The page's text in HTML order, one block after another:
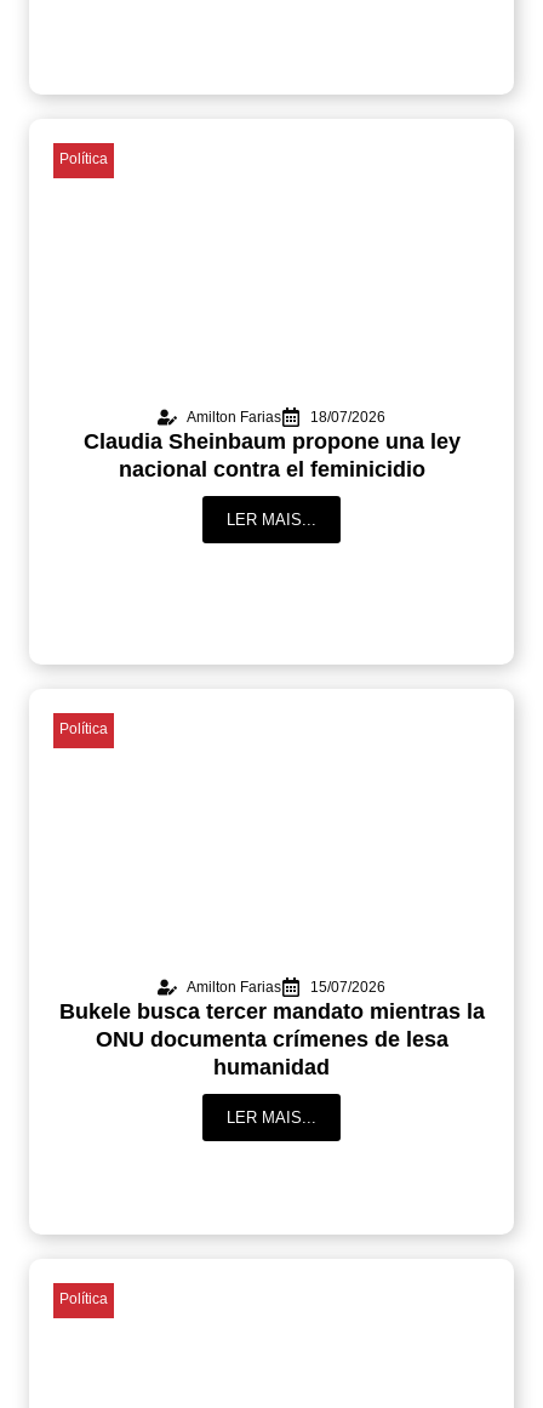
Política
Amilton Farias 18/07/2026
Claudia Sheinbaum propone una ley
nacional contra el feminicidio
LER MAIS...
Política
Amilton Farias 15/07/2026
Bukele busca tercer mandato mientras la
ONU documenta crímenes de lesa
humanidad
LER MAIS...
Política